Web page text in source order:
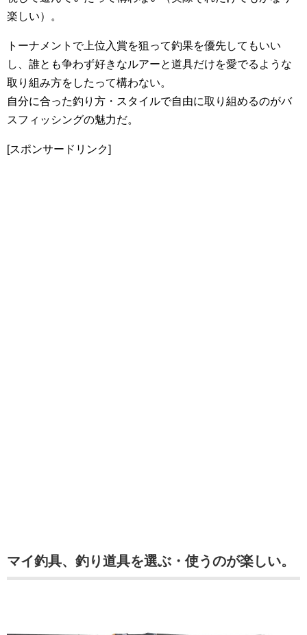
楽しい）。
トーナメントで上位入賞を狙って釣果を優先してもいい
し、誰とも争わず好きなルアーと道具だけを愛でるような
取り組み方をしたって構わない。
自分に合った釣り方・スタイルで自由に取り組めるのがバ
スフィッシングの魅力だ。
[スポンサードリンク]
マイ釣具、釣り道具を選ぶ・使うのが楽しい。